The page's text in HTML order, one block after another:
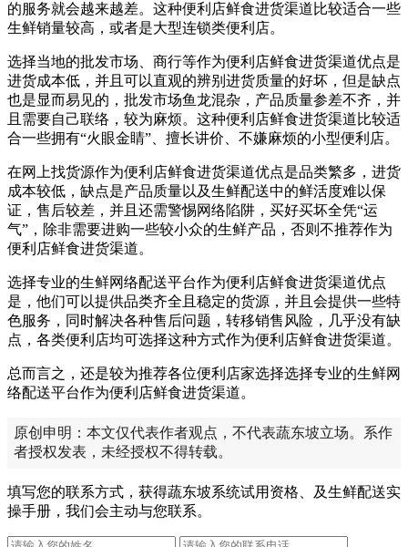
的服务就会越来越差。这种便利店鲜食进货渠道比较适合一些
生鲜销量较高，或者是大型连锁类便利店。
选择当地的批发市场、商行等作为便利店鲜食进货渠道优点是
进货成本低，并且可以直观的辨别进货质量的好坏，但是缺点
也是显而易见的，批发市场鱼龙混杂，产品质量参差不齐，并
且需要自己联络，较为麻烦。这种便利店鲜食进货渠道比较适
合一些拥有“火眼金睛”、擅长讲价、不嫌麻烦的小型便利店。
在网上找货源作为便利店鲜食进货渠道优点是品类繁多，进货
成本较低，缺点是产品质量以及生鲜配送中的鲜活度难以保
证，售后较差，并且还需警惕网络陷阱，买好买坏全凭“运
气”，除非需要进购一些较小众的生鲜产品，否则不推荐作为
便利店鲜食进货渠道。
选择专业的生鲜网络配送平台作为便利店鲜食进货渠道优点
是，他们可以提供品类齐全且稳定的货源，并且会提供一些特
色服务，同时解决各种售后问题，转移销售风险，几乎没有缺
点，各类便利店均可选择这种方式作为便利店鲜食进货渠道。
总而言之，还是较为推荐各位便利店家选择选择专业的生鲜网
络配送平台作为便利店鲜食进货渠道。
原创申明：本文仅代表作者观点，不代表蔬东坡立场。系作
者授权发表，未经授权不得转载。
填写您的联系方式，获得蔬东坡系统试用资格、及生鲜配送实
操手册，我们会主动与您联系。